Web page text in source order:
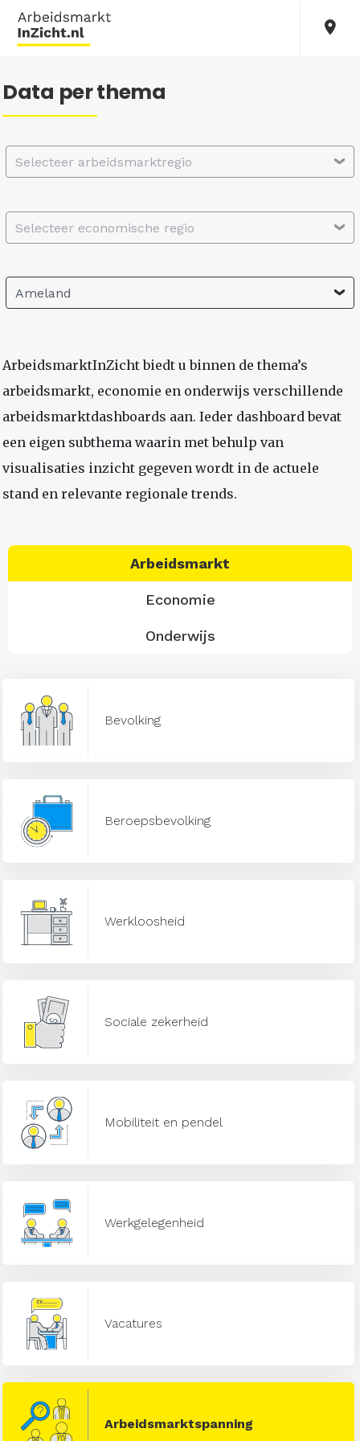
Data per thema
Selecteer arbeidsmarktregio
Selecteer economische regio
Ameland
ArbeidsmarktInZicht biedt u binnen de thema’s
arbeidsmarkt, economie en onderwijs verschillende
arbeidsmarktdashboards aan. Ieder dashboard bevat
een eigen subthema waarin met behulp van
visualisaties inzicht gegeven wordt in de actuele
stand en relevante regionale trends.
Arbeidsmarkt
Economie
Onderwijs
Bevolking
Beroepsbevolking
Werkloosheid
Sociale zekerheid
Mobiliteit en pendel
Werkgelegenheid
Vacatures
Arbeidsmarktspanning